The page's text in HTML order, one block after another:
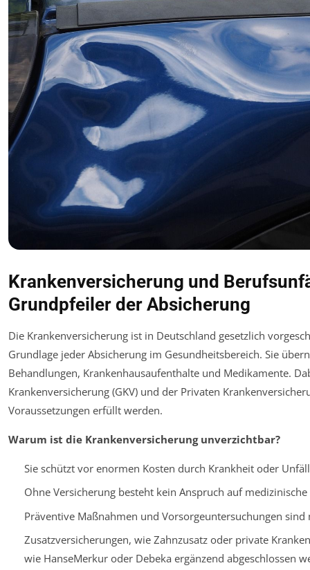
Krankenversicherung und
Grundpfeiler der Absicherung
Die Krankenversicherung ist in Deutschland gesetzlich
Grundlage jeder Absicherung im Gesundheitsbereich. Sie
Behandlungen, Krankenhausaufenthalte und Medikamente.
Krankenversicherung (GKV) und der Privaten
Voraussetzungen erfüllt werden.
Warum ist die Krankenversicherung unverzichtbar?
Sie schützt vor enormen Kosten durch Krankheit oder
Ohne Versicherung besteht kein Anspruch auf medizinische
Präventive Maßnahmen und Vorsorgeuntersuchungen sind
Zusatzversicherungen, wie Zahnzusatz oder private
wie HanseMerkur oder Debeka ergänzend abgeschlossen